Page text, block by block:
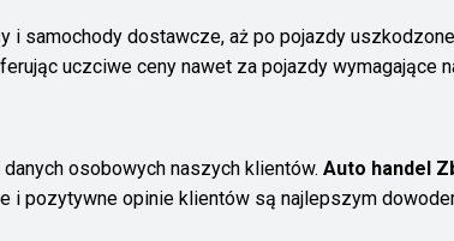
samochody dostawcze, aż po pojazdy
uczciwe ceny nawet za pojazdy wymagające
osobowych naszych klientów. Auto handel
pozytywne opinie klientów są najlepszym